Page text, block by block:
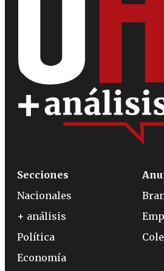
Secciones
Nacionales
+ análisis
Política
Economía